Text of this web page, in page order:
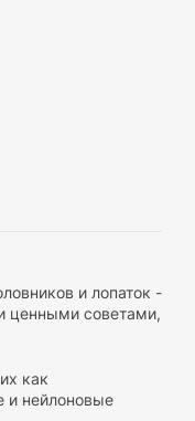
и лопаток -
ценными советами,
как
и нейлоновые